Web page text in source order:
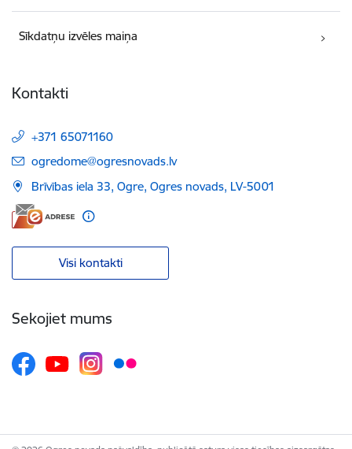
Sīkdatņu izvēles maiņa
Kontakti
+371 65071160
E-pasts:
ogredome@ogresnovads.lv
Brīvības iela 33, Ogre, Ogres novads, LV-5001
Visi kontakti
Sekojiet mums